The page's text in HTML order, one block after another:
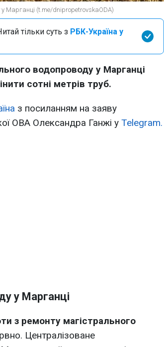
Марганці (t.me/dnipropetrovskaODA)
тільки суть з РБК-Україна у
водопроводу у Марганці
сотні метрів труб.
з посиланням на заяву
ОВА Олександра Ганжі у Telegram.
у Марганці
з ремонту магістрального
Централізоване